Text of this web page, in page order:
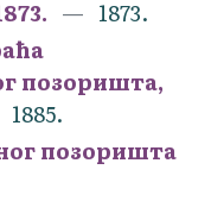
1873.
позоришта,
1885.
позоришта